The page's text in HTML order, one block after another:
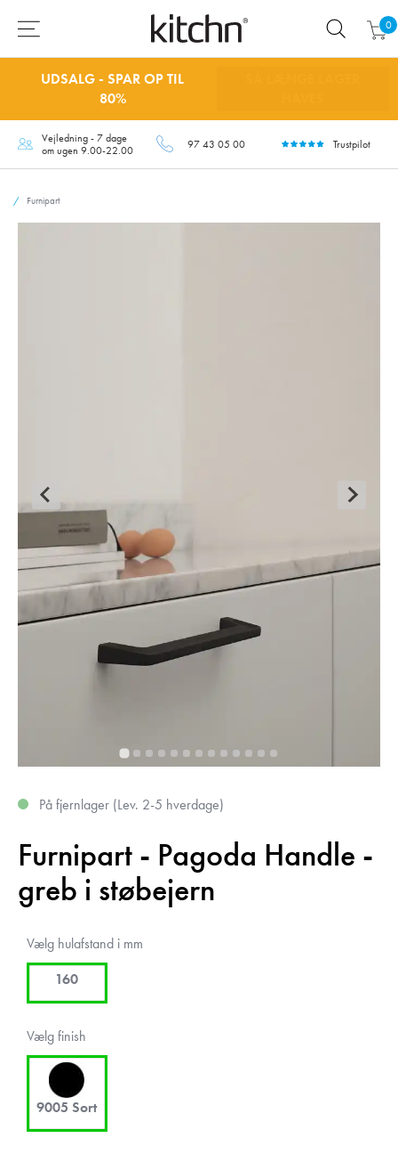
0
UDSALG - SPAR OP TIL
80%
Vejledning - 7 dage
om ugen 9.00-22.00
97 43 05 00 Trustpilot
Furnipart
På fjernlager (Lev. 2-5 hverdage)
Furnipart - Pagoda Handle -
greb i støbejern
Vælg hulafstand i mm
160
Vælg finish
9005 Sort